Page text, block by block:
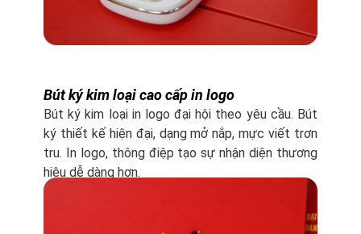
Bút ký kim loại cao cấp in logo
Bút ký kim loại in logo đại hội theo yêu cầu. Bút
ký thiết kế hiện đại, dạng mở nắp, mực viết trơn
tru. In logo, thông điệp tạo sự nhận diện thương
hiệu dễ dàng hơn.